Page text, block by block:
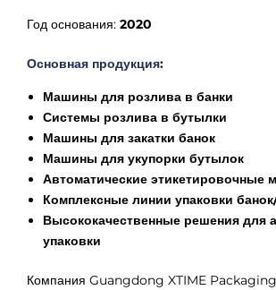
Год основания: 2020
Основная продукция:
Машины для розлива в банки
Системы розлива в бутылки
Машины для закатки банок
Машины для укупорки бутылок
Автоматические этикетировочные
Комплексные линии упаковки
Высококачественные решения для
упаковки
Компания Guangdong XTIME